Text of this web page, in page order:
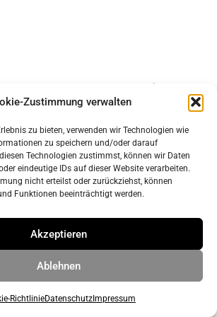
Zustimmung verwalten
zu bieten, verwenden wir Technologien wie
zu speichern und/oder darauf
Technologien zustimmst, können wir Daten
eindeutige IDs auf dieser Website verarbeiten.
nicht erteilst oder zurückziehst, können
Funktionen beeinträchtigt werden.
Akzeptieren
Ablehnen
RichtlinieDatenschutz Impressum
Impressum
Datenschutz
architekten stadtplaner Part
• Erstellt mitGeneratePress